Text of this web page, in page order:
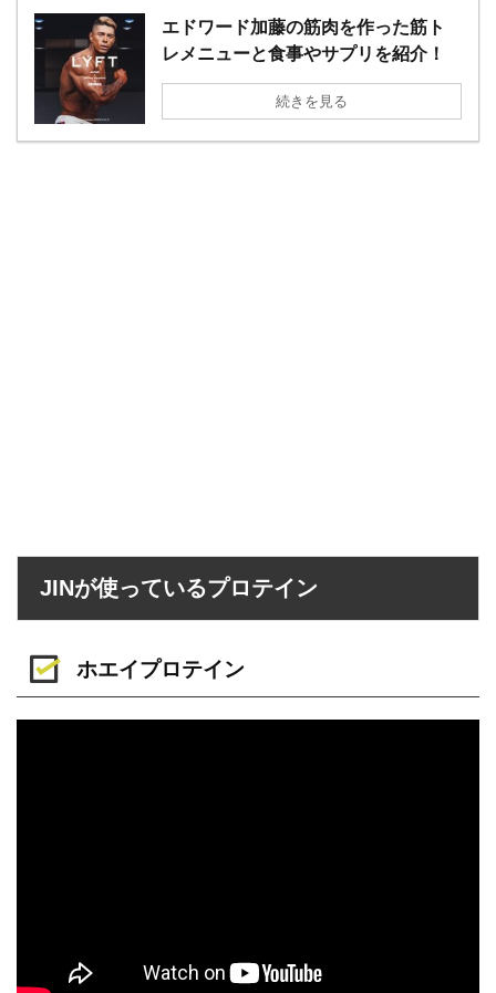
エドワード加藤の筋肉を作った筋ト
レメニューと食事やサプリを紹介！
続きを見る
JINが使っているプロテイン
ホエイプロテイン